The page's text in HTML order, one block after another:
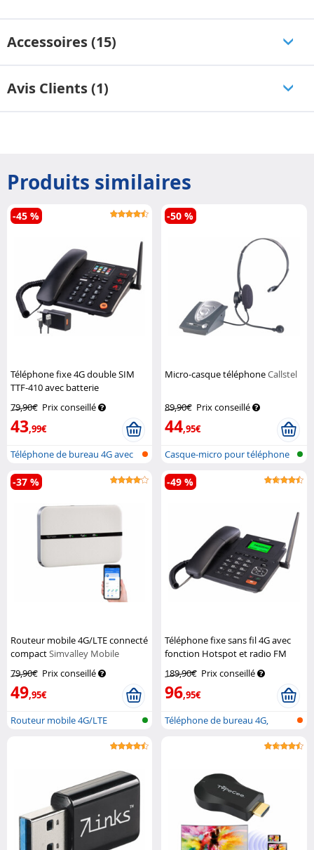
Accessoires (15)
Avis Clients (1)
Produits similaires
Téléphone fixe 4G double SIM
TTF-410 avec batterie
Simvalley
Communications
79,90€ Prix conseillé
43,99€
-45 %
Téléphone de bureau 4G avec
double...
Micro-casque téléphoneCallstel
89,90€ Prix conseillé
44,95€
-50 %
Casque-micro pour téléphone
(supra-...
Routeur mobile 4G/LTE connecté
compactSimvalley Mobile
79,90€ Prix conseillé
49,95€
-37 %
Routeur mobile 4G/LTE
Téléphone fixe sans fil 4G avec
fonction Hotspot et radio FM
Communications
189,90€ Prix conseillé
96,95€
-49 %
Téléphone de bureau 4G,